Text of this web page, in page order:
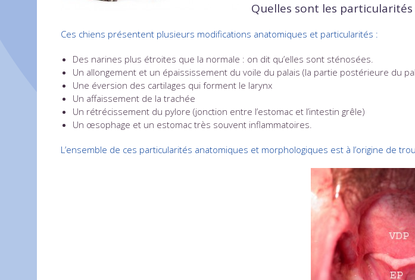
Quelles sont les particularités
Ces chiens présentent plusieurs modifications anatomiques et particularités :
Des narines plus étroites que la normale : on dit qu’elles sont sténosées.
Un allongement et un épaississement du voile du palais (la partie postérieure du
Une éversion des cartilages qui forment le larynx
Un affaissement de la trachée
Un rétrécissement du pylore (jonction entre l’estomac et l’intestin grêle)
Un œsophage et un estomac très souvent inflammatoires.
L’ensemble de ces particularités anatomiques et morphologiques est à l’origine de